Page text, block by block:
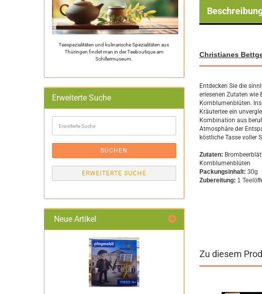
Christianes
Entdecken Sie die
erlesenen Zutaten wie
Kornblumenblüten.
Kräutertee ein
Kombination aus
Atmosphäre der
köstliche Tasse voller
Zutaten:
Kornblumenblüten
Packungsinhalt: 30g
Zubereitung: 1
Zu diesem
Teespezialitäten und kulinarische Spezialitäten aus
Thüringen findet man in der Teeboutique am
Schillermuseum.
Erweiterte Suche
Suche
SUCHEN
ERWEITERTE SUCHE
Neue Artikel